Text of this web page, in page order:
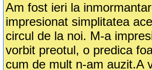
Am fost ieri la
impresionat simplitatea
circul de la noi. M-a
vorbit preotul, o predica
cum de mult n-am auzit.A